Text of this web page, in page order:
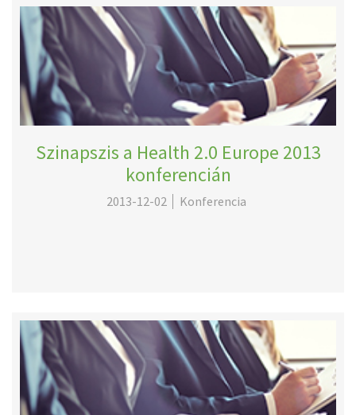
Szinapszis a Health 2.0 Europe 2013
konferencián
2013-12-02 Konferencia